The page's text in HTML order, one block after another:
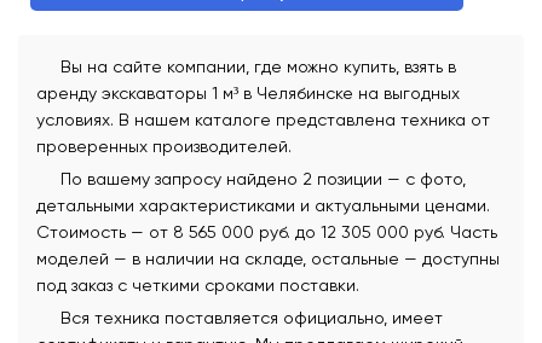
Вы на сайте компании, где можно купить, взять в
аренду экскаваторы 1 м³ в Челябинске на выгодных
условиях. В нашем каталоге представлена техника от
проверенных производителей.
По вашему запросу найдено 2 позиции — с фото,
детальными характеристиками и актуальными ценами.
Стоимость — от 8 565 000 руб. до 12 305 000 руб. Часть
моделей — в наличии на складе, остальные — доступны
под заказ с четкими сроками поставки.
Вся техника поставляется официально, имеет